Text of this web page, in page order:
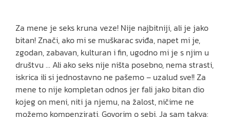
Za mene je seks kruna veze! Nije najbitniji, ali je jako
bitan! Znači, ako mi se muškarac sviđa, napet mi je,
zgodan, zabavan, kulturan i fin, ugodno mi je s njim u
društvu … Ali ako seks nije ništa posebno, nema strasti,
iskrica ili si jednostavno ne pašemo – uzalud sve!! Za
mene to nije kompletan odnos jer fali jako bitan dio
kojeg on meni, niti ja njemu, na žalost, ničime ne
možemo kompenzirati. Govorim o sebi. Ja sam takva: